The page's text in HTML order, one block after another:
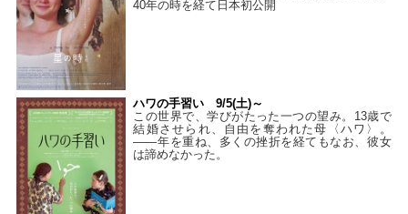
40年の時を経て⽇本初公開
ハワの手習い 9/5(土)～
この世界で、学びがたった一つの望み。13歳で
結婚させられ、自由を奪われた母〈ハワ〉。
——年を重ね、多くの挫折を経てもなお、彼女
は諦めなかった。